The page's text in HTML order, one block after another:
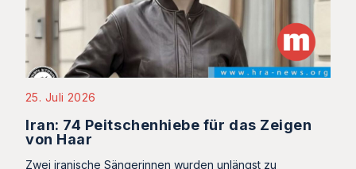
25. Juli 2026
Iran: 74 Peitschenhiebe für das Zeigen
von Haar
Zwei iranische Sängerinnen wurden unlängst zu